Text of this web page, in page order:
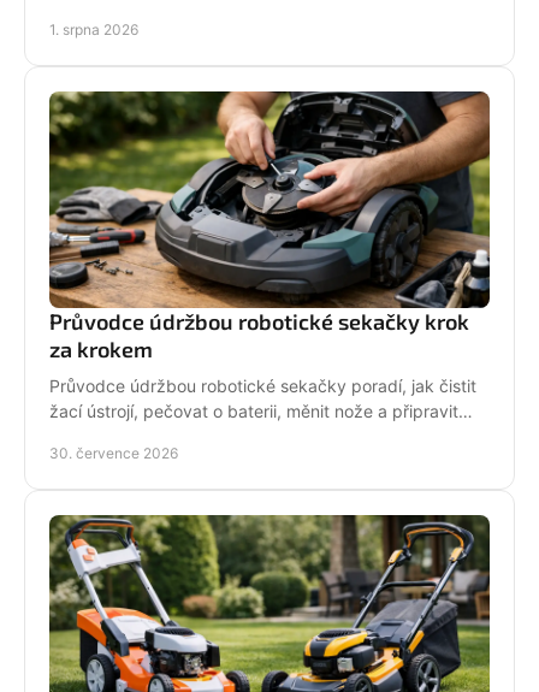
1. srpna 2026
Průvodce údržbou robotické sekačky krok
za krokem
Průvodce údržbou robotické sekačky poradí, jak čistit
žací ústrojí, pečovat o baterii, měnit nože a připravit
30. července 2026